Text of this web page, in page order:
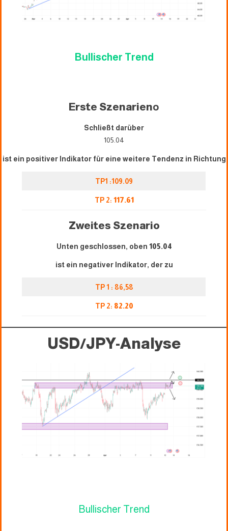
Bullischer Trend
Erste Szenarieno
Schließt darüber
105.04
ist ein positiver Indikator für eine weitere Tendenz in Richtung
TP1 :109.09
TP 2: 117.61
Zweites Szenario
Unten geschlossen, oben 105.04
ist ein negativer Indikator, der zu
TP 1 : 86,58
TP 2: 82.20
USD/JPY-Analyse
Bullischer Trend